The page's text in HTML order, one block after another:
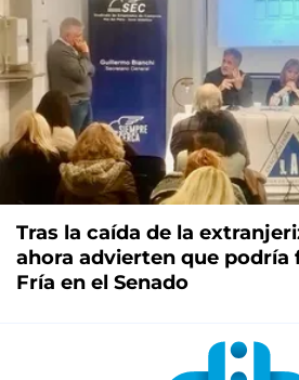
Tras la caída de la
ahora advierten que podría
Fría en el Senado